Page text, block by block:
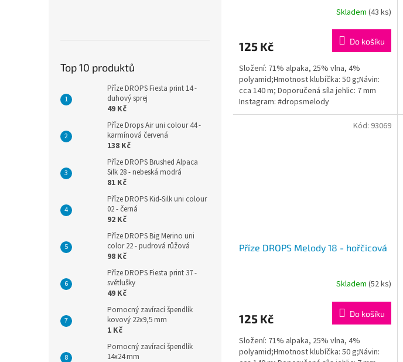
Top 10 produktů
Příze DROPS Fiesta print 14 -
duhový sprej
49 Kč
Příze Drops Air uni colour 44 -
karmínová červená
138 Kč
Příze DROPS Brushed Alpaca
Silk 28 - nebeská modrá
81 Kč
Příze DROPS Kid-Silk uni colour
02 - černá
92 Kč
Příze DROPS Big Merino uni
color 22 - pudrová růžová
98 Kč
Příze DROPS Fiesta print 37 -
světlušky
49 Kč
Pomocný zavírací špendlík
kovový 22x9,5 mm
1 Kč
Pomocný zavírací špendlík
14x24 mm
Skladem (43 ks)
125 Kč Do košíku
Složení: 71% alpaka, 25% vlna, 4%
polyamid;Hmotnost klubíčka: 50 g;Návin:
cca 140 m; Doporučená síla jehlic: 7 mm
Instagram: #dropsmelody
Příze DROPS Melody 18 - hořčicová
Skladem (52 ks)
125 Kč Do košíku
Složení: 71% alpaka, 25% vlna, 4%
polyamid;Hmotnost klubíčka: 50 g;Návin:
Kód: 93069